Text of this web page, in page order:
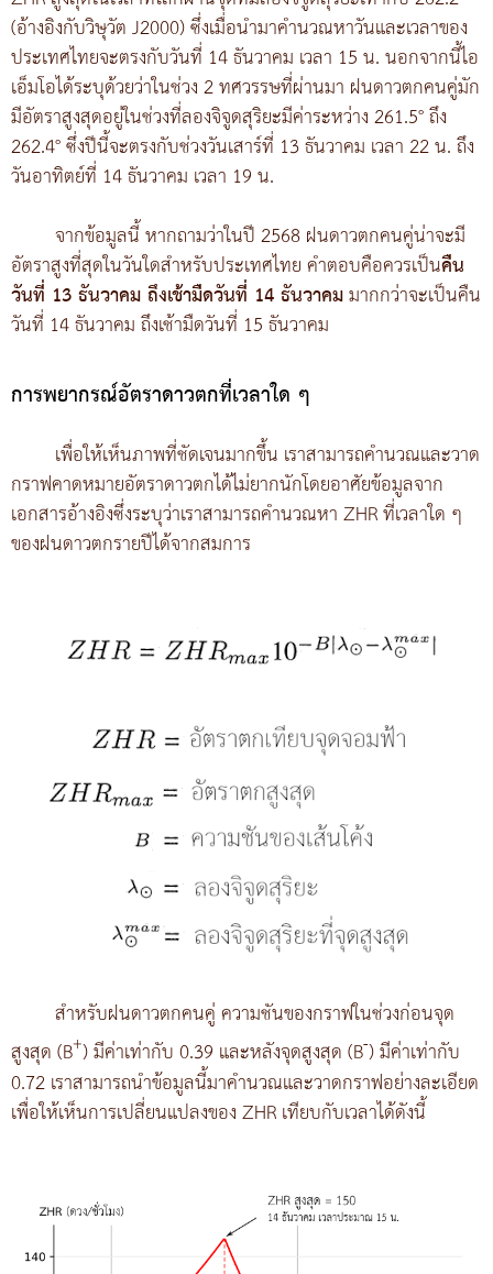
(อ้างอิงกับวิษุวัต J2000) ซึ่งเมื่อนำมาคำนวณหาวันและเวลาของ
ประเทศไทยจะตรงกับวันที่ 14 ธันวาคม เวลา 15 น. นอกจากนี้ไอ
เอ็มโอได้ระบุด้วยว่าในช่วง 2 ทศวรรษที่ผ่านมา ฝนดาวตกคนคู่มัก
มีอัตราสูงสุดอยู่ในช่วงที่ลองจิจูดสุริยะมีค่าระหว่าง 261.5° ถึง
262.4° ซึ่งปีนี้จะตรงกับช่วงวันเสาร์ที่ 13 ธันวาคม เวลา 22 น. ถึง
วันอาทิตย์ที่ 14 ธันวาคม เวลา 19 น.
จากข้อมูลนี้ หากถามว่าในปี 2568 ฝนดาวตกคนคู่น่าจะมี
อัตราสูงที่สุดในวันใดสำหรับประเทศไทย คำตอบคือควรเป็นคืน
วันที่ 13 ธันวาคม ถึงเช้ามืดวันที่ 14 ธันวาคมมากกว่าจะเป็นคืน
วันที่ 14 ธันวาคม ถึงเช้ามืดวันที่ 15 ธันวาคม
การพยากรณ์อัตราดาวตกที่เวลาใด ๆ
เพื่อให้เห็นภาพที่ชัดเจนมากขึ้น เราสามารถคำนวณและวาด
กราฟคาดหมายอัตราดาวตกได้ไม่ยากนักโดยอาศัยข้อมูลจาก
เอกสารอ้างอิงซึ่งระบุว่าเราสามารถคำนวณหา ZHR ที่เวลาใด ๆ
ของฝนดาวตกรายปีได้จากสมการ
สำหรับฝนดาวตกคนคู่ ความชันของกราฟในช่วงก่อนจุด
สูงสุด (B+) มีค่าเท่ากับ 0.39 และหลังจุดสูงสุด (B-) มีค่าเท่ากับ
0.72 เราสามารถนำข้อมูลนี้มาคำนวณและวาดกราฟอย่างละเอียด
เพื่อให้เห็นการเปลี่ยนแปลงของ ZHR เทียบกับเวลาได้ดังนี้